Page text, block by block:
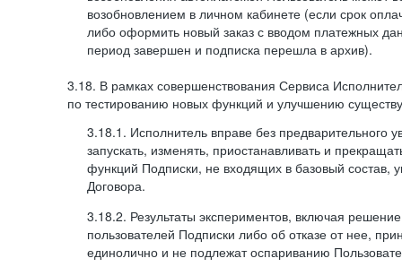
возобновлением в личном кабинете (если срок
либо оформить новый заказ с вводом платежных
период завершен и подписка перешла в архив).
3.18. В рамках совершенствования Сервиса
по тестированию новых функций и улучшению
3.18.1. Исполнитель вправе без предварительного
запускать, изменять, приостанавливать и
функций Подписки, не входящих в базовый состав,
Договора.
3.18.2. Результаты экспериментов, включая
пользователей Подписки либо об отказе от нее,
единолично и не подлежат оспариванию